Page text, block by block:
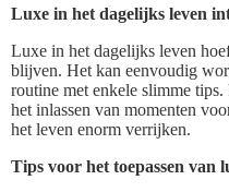
Luxe in het dagelijks leven
Luxe in het dagelijks leven
blijven. Het kan eenvoudig
routine met enkele slimme
het inlassen van momenten
het leven enorm verrijken.
Tips voor het toepassen van